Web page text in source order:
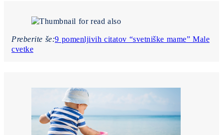
Preberite še:9 pomenljivih citatov “svetniške mame” Male
cvetke